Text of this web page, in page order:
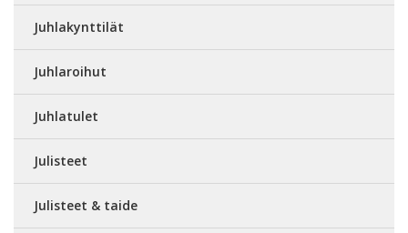
Juhlakynttilät
Juhlaroihut
Juhlatulet
Julisteet
Julisteet & taide